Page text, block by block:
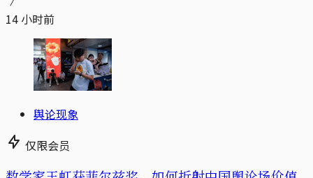
14 小时前
舆论现象
仅限会员